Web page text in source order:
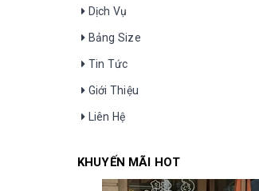
Dịch Vụ
Bảng Size
Tin Tức
Giới Thiệu
Liên Hệ
KHUYẾN MÃI HOT